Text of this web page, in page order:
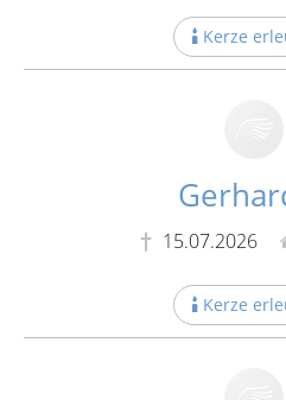
Kerze
15.07.2026
Kerze